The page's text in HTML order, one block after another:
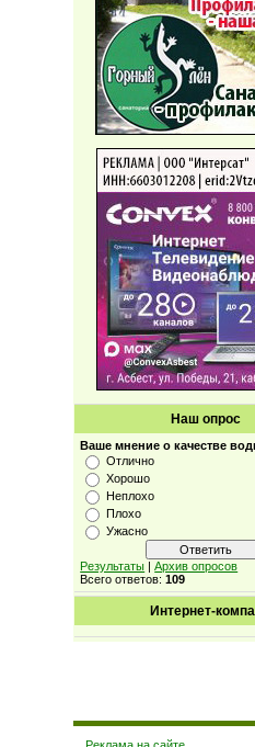
Наш опрос
Ваше мнение о качестве
Отлично
Хорошо
Неплохо
Плохо
Ужасно
Результаты |Архив опросов
Всего ответов:109
Интернет-